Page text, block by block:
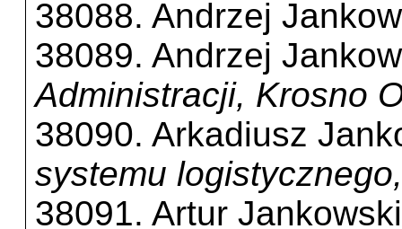
38088. Andrzej
38089. Andrzej
Administracji, Krosno
38090. Arkadiusz
systemu
38091. Artur Jankowski